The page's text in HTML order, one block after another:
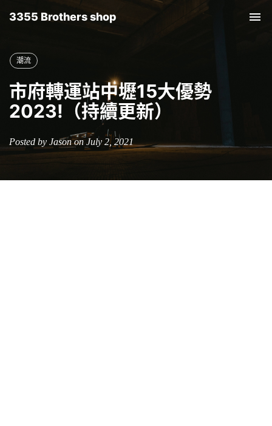
3355 Brothers shop
潮流
市府轉運站中壢15大優勢
2023!（持續更新）
Posted by Jason on July 2, 2021